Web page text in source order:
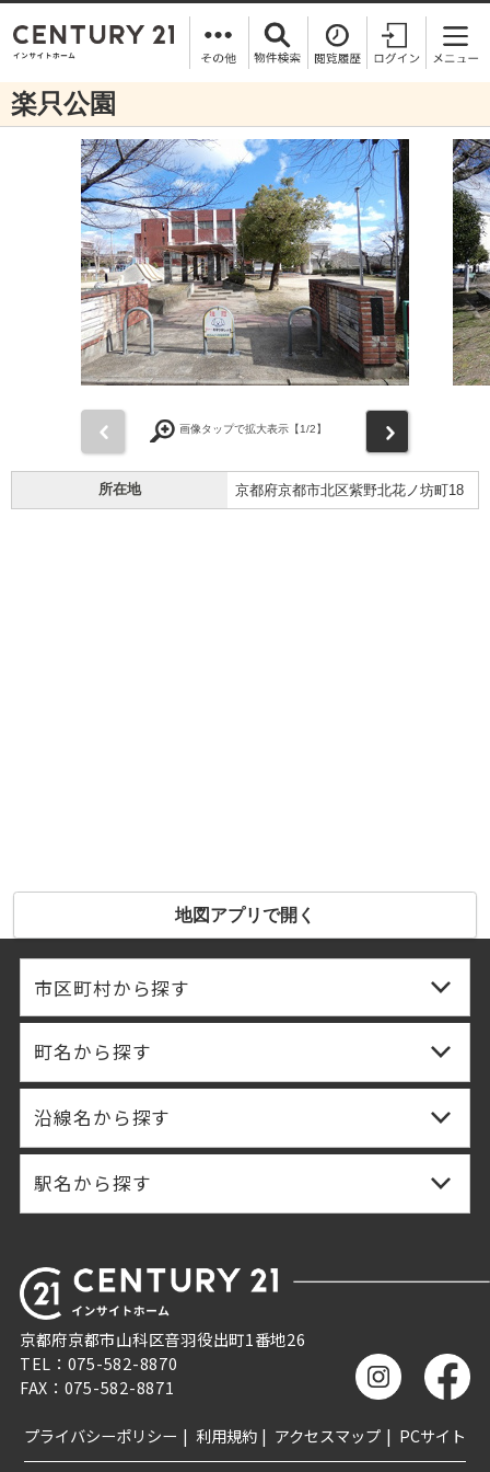
楽只公園
画像タップで拡大表示【1/2】
所在地 京都府京都市北区紫野北花ノ坊町18
地図アプリで開く
市区町村から探す
町名から探す
沿線名から探す
駅名から探す
京都府京都市山科区音羽役出町1番地26
TEL：075-582-8870
FAX：075-582-8871
プライバシーポリシー 利用規約 アクセスマップ PCサイト